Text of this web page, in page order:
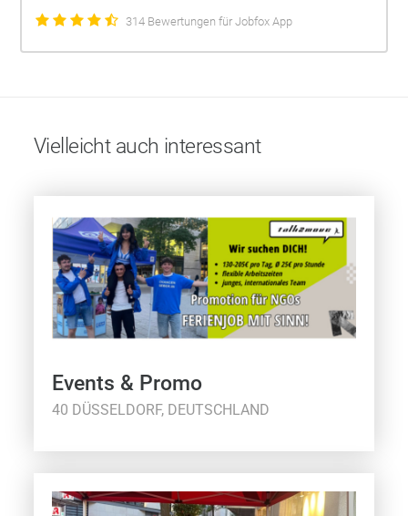
314 Bewertungen für Jobfox App
Vielleicht auch interessant
Events & Promo
40 DÜSSELDORF, DEUTSCHLAND